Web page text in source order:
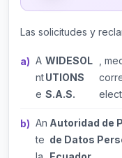
Las solicitudes y
A
nt
e
WIDESOL
UTIONS
S.A.S.
,
An
te
Autoridad de
de Datos